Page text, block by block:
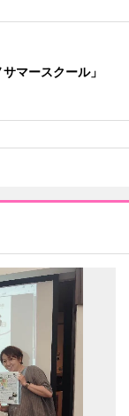
サマースクール」